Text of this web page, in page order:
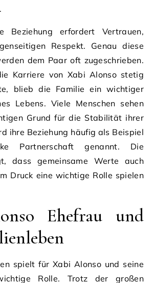
Beziehung erfordert Vertrauen,
Respekt. Genau diese
dem Paar oft zugeschrieben.
Karriere von Xabi Alonso stetig
blieb die Familie ein wichtiger
Lebens. Viele Menschen sehen
Grund für die Stabilität ihrer
ihre Beziehung häufig als Beispiel
Partnerschaft genannt. Die
dass gemeinsame Werte auch
Druck eine wichtige Rolle spielen
Ehefrau und
spielt für Xabi Alonso und seine
Rolle. Trotz der großen